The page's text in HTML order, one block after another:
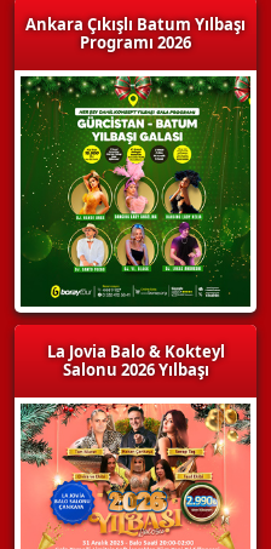
Ankara Çıkışlı Batum Yılbaşı
Programı 2026
La Jovia Balo & Kokteyl
Salonu 2026 Yılbaşı